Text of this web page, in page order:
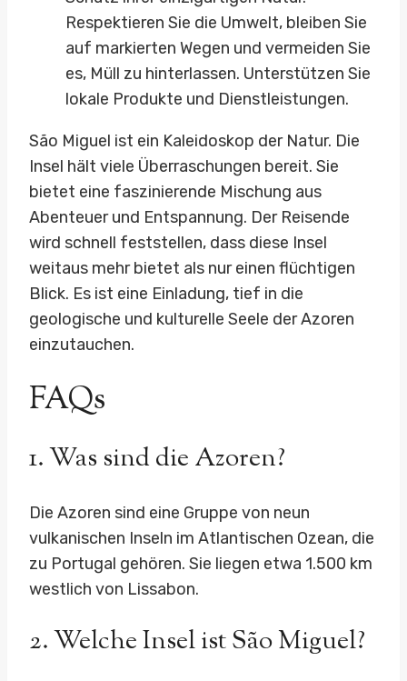
Respektieren Sie die Umwelt, bleiben Sie
auf markierten Wegen und vermeiden Sie
es, Müll zu hinterlassen. Unterstützen Sie
lokale Produkte und Dienstleistungen.
São Miguel ist ein Kaleidoskop der Natur. Die
Insel hält viele Überraschungen bereit. Sie
bietet eine faszinierende Mischung aus
Abenteuer und Entspannung. Der Reisende
wird schnell feststellen, dass diese Insel
weitaus mehr bietet als nur einen flüchtigen
Blick. Es ist eine Einladung, tief in die
geologische und kulturelle Seele der Azoren
einzutauchen.
FAQs
1. Was sind die Azoren?
Die Azoren sind eine Gruppe von neun
vulkanischen Inseln im Atlantischen Ozean, die
zu Portugal gehören. Sie liegen etwa 1.500 km
westlich von Lissabon.
2. Welche Insel ist São Miguel?